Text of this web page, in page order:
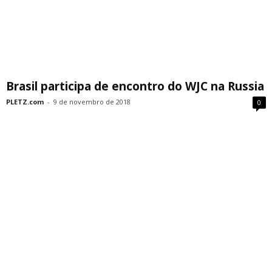
Brasil participa de encontro do WJC na Russia
PLETZ.com - 9 de novembro de 2018 0